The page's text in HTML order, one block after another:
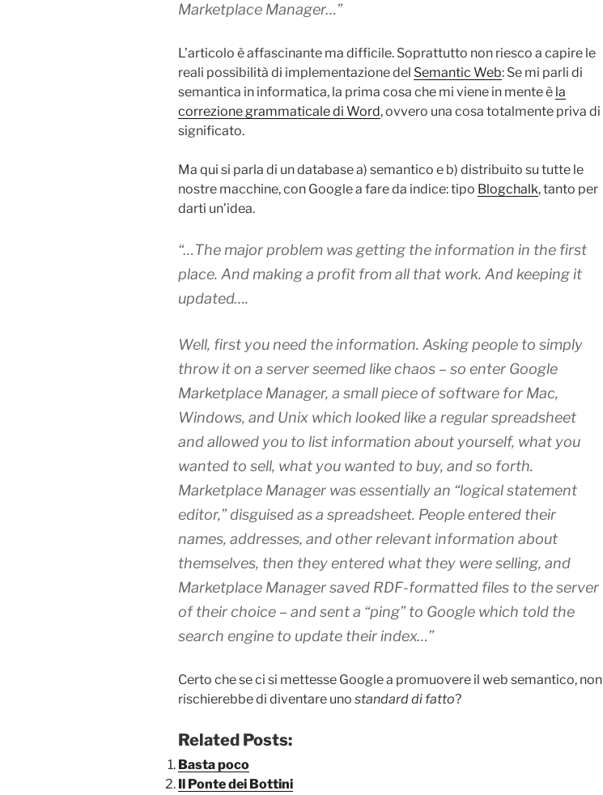
Marketplace Manager…”
L’articolo è affascinante ma difficile. Soprattutto non riesco a capire le
reali possibilità di implementazione del Semantic Web: Se mi parli di
semantica in informatica, la prima cosa che mi viene in mente è la
correzione grammaticale di Word, ovvero una cosa totalmente priva di
significato.
Ma qui si parla di un database a) semantico e b) distribuito su tutte le
nostre macchine, con Google a fare da indice: tipo Blogchalk, tanto per
darti un’idea.
“…The major problem was getting the information in the first
place. And making a profit from all that work. And keeping it
updated….
Well, first you need the information. Asking people to simply
throw it on a server seemed like chaos – so enter Google
Marketplace Manager, a small piece of software for Mac,
Windows, and Unix which looked like a regular spreadsheet
and allowed you to list information about yourself, what you
wanted to sell, what you wanted to buy, and so forth.
Marketplace Manager was essentially an “logical statement
editor,” disguised as a spreadsheet. People entered their
names, addresses, and other relevant information about
themselves, then they entered what they were selling, and
Marketplace Manager saved RDF-formatted files to the server
of their choice – and sent a “ping” to Google which told the
search engine to update their index…”
Certo che se ci si mettesse Google a promuovere il web semantico, non
rischierebbe di diventare uno standard di fatto?
Related Posts:
Basta poco
Il Ponte dei Bottini